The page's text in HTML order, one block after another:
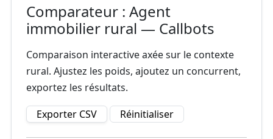
Comparateur : Agent
immobilier rural — Callbots
Comparaison interactive axée sur le contexte
rural. Ajustez les poids, ajoutez un concurrent,
exportez les résultats.
Exporter CSV
Réinitialiser